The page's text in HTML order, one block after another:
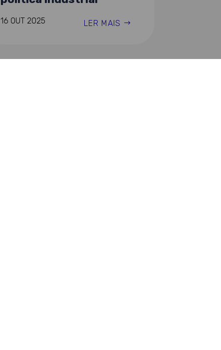
16 OUT 2025 LER MAIS